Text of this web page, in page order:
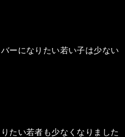
ーになりたい若い子は少ない
たい若者も少なくなりました